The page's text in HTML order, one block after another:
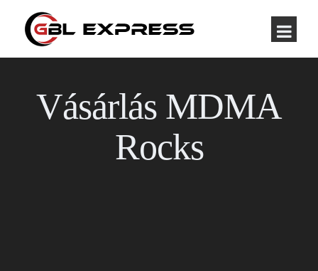
Vásárlás MDMA
Rocks